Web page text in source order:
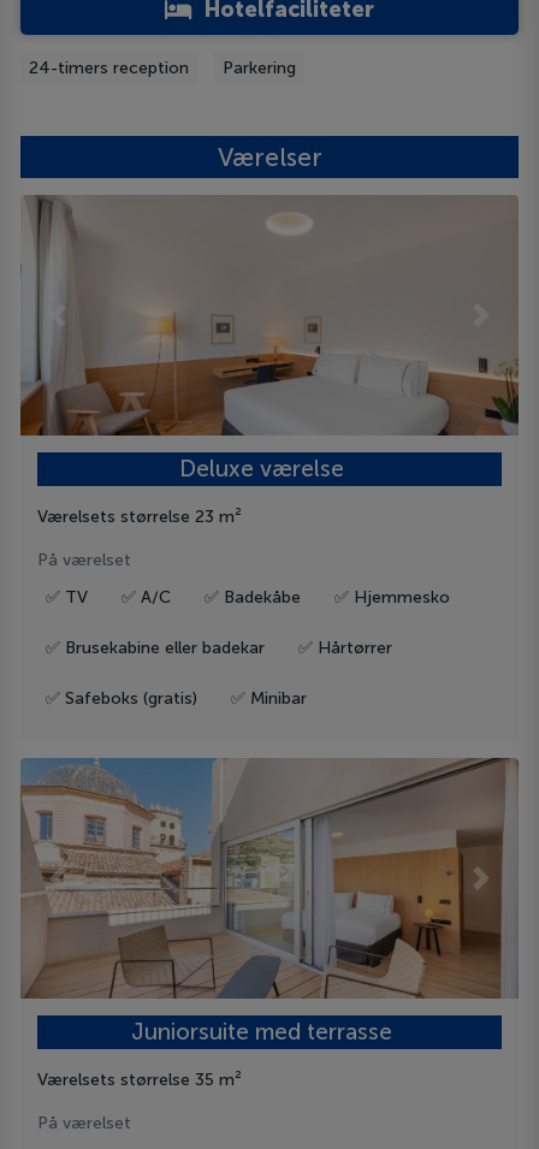
Hotelfaciliteter
24-timers reception Parkering
Værelser
Deluxe værelse
Værelsets størrelse 23 m²
På værelset
✅ TV
✅ A/C ✅ Badekåbe ✅ Hjemmesko
✅ Brusekabine eller badekar ✅ Hårtørrer
✅ Safeboks (gratis) ✅ Minibar
Previous Next
Juniorsuite med terrasse
Værelsets størrelse 35 m²
På værelset